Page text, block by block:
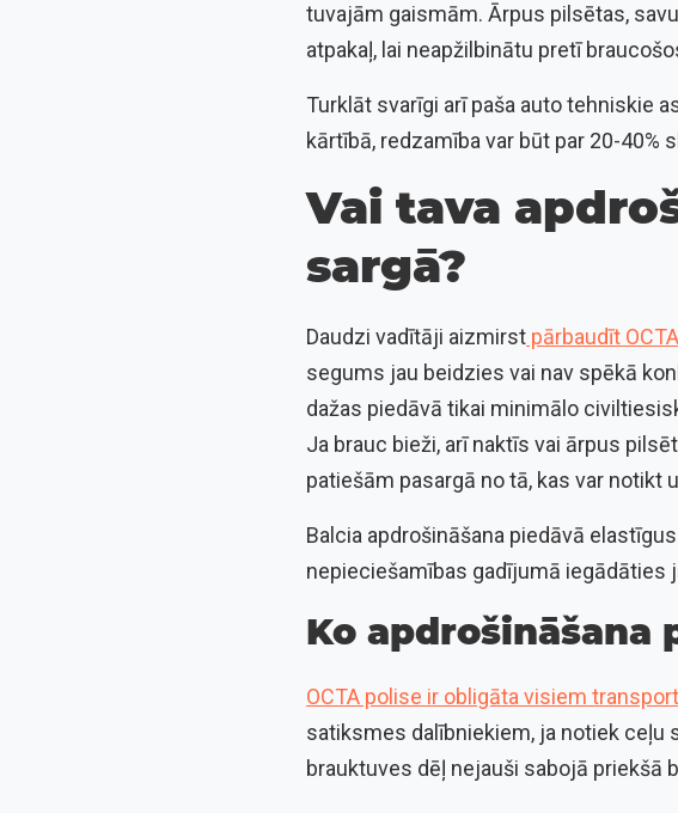
tuvajām gaismām. Ārpus pilsētas,
atpakaļ, lai neapžilbinātu pretī
Turklāt svarīgi arī paša auto tehniskie
kārtībā, redzamība var būt par 20-40%
Vai tava
sargā?
Daudzi vadītāji aizmirst pārbaudīt
segums jau beidzies vai nav spēkā
dažas piedāvā tikai minimālo
Ja brauc bieži, arī naktīs vai ārpus
patiešām pasargā no tā, kas var notikt
Balcia apdrošināšana piedāvā
nepieciešamības gadījumā iegādāties
Ko apdrošināšana
OCTA polise ir obligāta visiem
satiksmes dalībniekiem, ja notiek ceļu
brauktuves dēļ nejauši sabojā priekšā